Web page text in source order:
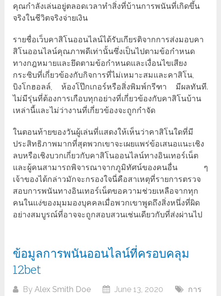
คุณกำลังเล่นอยู่ตลอดเวลาทำสิ่งที่บ้านการพนันที่เกิดขึ้น
จริงในชีวิตจริงจ่ายเงิน
รายชื่อเว็บคาสิโนออนไลน์ได้รับเกียรติจากการส่งมอบคา
สิโนออนไลน์คุณภาพดีเท่านั้นซึ่งเป็นไปตามข้อกำหนด
ทางกฎหมายและยึดตามข้อกำหนดและเงื่อนไขเสียง
กระซิบที่เกี่ยวข้องกับกิจการที่ไม่เหมาะสมและคาสิโน,
บิงโกฮอลล์, ห้องโป๊กเกอร์หรือสิ่งพิมพ์กรีฑา มีผลทันที.
ไม่มีรุ่นที่ต้องการเกือบทุกอย่างที่เกี่ยวข้องกับคาสิโนบ้าน
เหล่านี้และไม่ว่างานที่เกี่ยวข้องจะถูกกำจัด
ในตอนท้ายของวันผู้เล่นที่แสดงให้เห็นว่าคาสิโนใดที่มี
ประสิทธิภาพมากที่สุดพวกเขาจะเผยแพร่ข้อเสนอแนะเชิง
ลบหรือเชิงบวกเกี่ยวกับคาสิโนออนไลน์ทางอินเทอร์เน็ต
และผู้คนสามารถพิจารณาจากภูมิทัศน์ของคนอื่น ๆ
เจ้าของได้กล่าวมักจะกรองใจนี่คือสาเหตุที่รายการตรวจ
สอบการพนันทางอินเทอร์เน็ตขอความช่วยเหลือจากทุก
คนในแง่ของมุมมองบุคคลเมื่อพวกเขาพูดถึงสิ่งหนึ่งที่ผิด
อย่างสมบูรณ์ที่อาจจะถูกสอบสวนเช่นเดียวกับที่ส่งผ่านไป
ข้อมูลการพนันออนไลน์ที่ครอบคลุม
12bet
ByAlex Smith Doe June 13, 2020
การ